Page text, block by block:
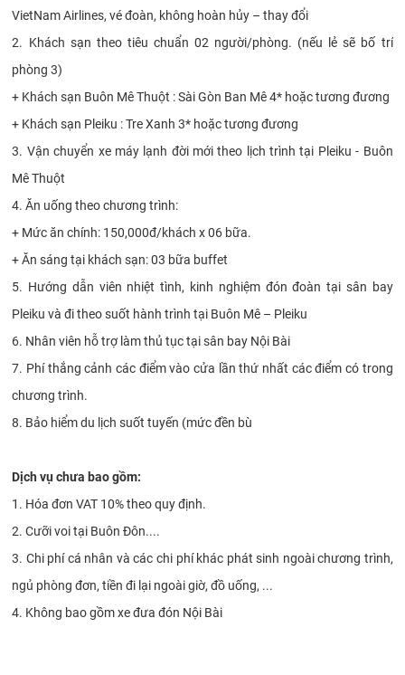
VietNam Airlines, vé đoàn, không hoàn hủy – thay đổi
2. Khách sạn theo tiêu chuẩn 02 người/phòng. (nếu lẻ sẽ bố trí
phòng 3)
+ Khách sạn Buôn Mê Thuột : Sài Gòn Ban Mê 4* hoặc tương đương
+ Khách sạn Pleiku : Tre Xanh 3* hoặc tương đương
3. Vận chuyển xe máy lạnh đời mới theo lịch trình tại Pleiku - Buôn
Mê Thuột
4. Ăn uống theo chương trình:
+ Mức ăn chính: 150,000đ/khách x 06 bữa.
+ Ăn sáng tại khách sạn: 03 bữa buffet
5. Hướng dẫn viên nhiệt tình, kinh nghiệm đón đoàn tại sân bay
Pleiku và đi theo suốt hành trình tại Buôn Mê – Pleiku
6. Nhân viên hỗ trợ làm thủ tục tại sân bay Nội Bài
7. Phí thắng cảnh các điểm vào cửa lần thứ nhất các điểm có trong
chương trình.
8. Bảo hiểm du lịch suốt tuyến (mức đền bù
Dịch vụ chưa bao gồm:
1. Hóa đơn VAT 10% theo quy định.
2. Cưỡi voi tại Buôn Đôn....
3. Chi phí cá nhân và các chi phí khác phát sinh ngoài chương trình,
ngủ phòng đơn, tiền đi lại ngoài giờ, đồ uống, ...
4. Không bao gồm xe đưa đón Nội Bài